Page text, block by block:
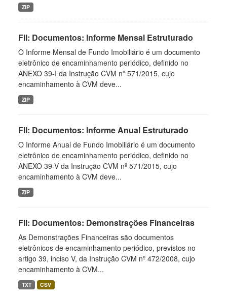
ZIP
FII: Documentos: Informe Mensal Estruturado
O Informe Mensal de Fundo Imobiliário é um documento
eletrônico de encaminhamento periódico, definido no
ANEXO 39-I da Instrução CVM nº 571/2015, cujo
encaminhamento à CVM deve...
ZIP
FII: Documentos: Informe Anual Estruturado
O Informe Anual de Fundo Imobiliário é um documento
eletrônico de encaminhamento periódico, definido no
ANEXO 39-V da Instrução CVM nº 571/2015, cujo
encaminhamento à CVM deve...
ZIP
FII: Documentos: Demonstrações Financeiras
As Demonstrações Financeiras são documentos
eletrônicos de encaminhamento periódico, previstos no
artigo 39, inciso V, da Instrução CVM nº 472/2008, cujo
encaminhamento à CVM...
TXT CSV